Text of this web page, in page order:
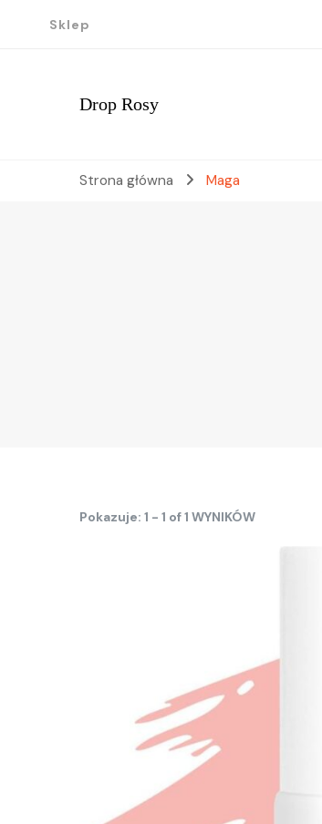
Sklep
Drop Rosy
Strona główna Maga
Pokazuje: 1 - 1 of 1 WYNIKÓW